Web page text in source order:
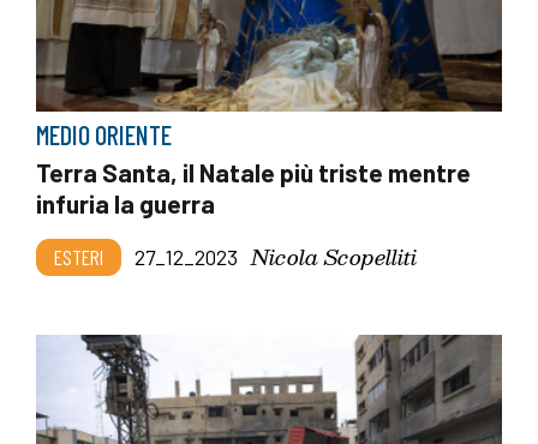
MEDIO ORIENTE
Terra Santa, il Natale più triste mentre
infuria la guerra
ESTERI 27_12_2023 Nicola Scopelliti